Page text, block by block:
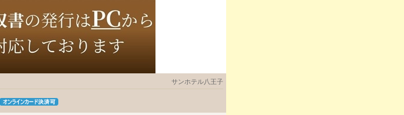
サンホテル八王子